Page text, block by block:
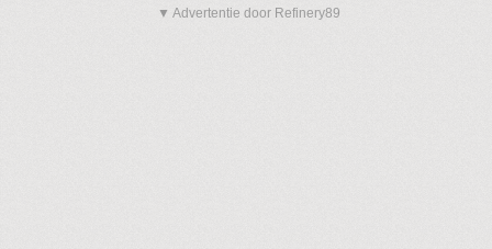
▼ Advertentie door Refinery89